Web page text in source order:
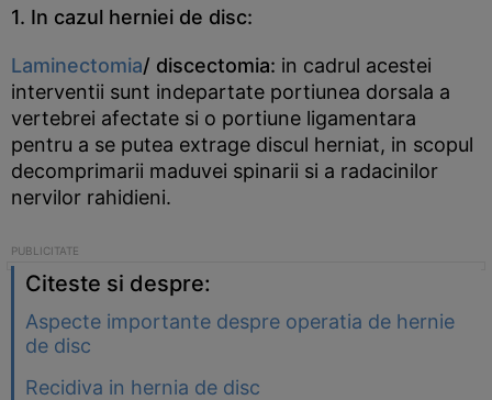
1. In cazul herniei de disc:
Laminectomia/ discectomia: in cadrul acestei
interventii sunt indepartate portiunea dorsala a
vertebrei afectate si o portiune ligamentara
pentru a se putea extrage discul herniat, in scopul
decomprimarii maduvei spinarii si a radacinilor
nervilor rahidieni.
Citeste si despre:
Aspecte importante despre operatia de hernie
de disc
Recidiva in hernia de disc